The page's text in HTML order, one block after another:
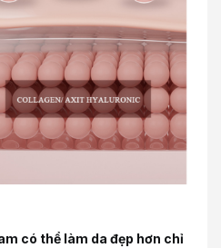
có thể làm da đẹp hơn chỉ